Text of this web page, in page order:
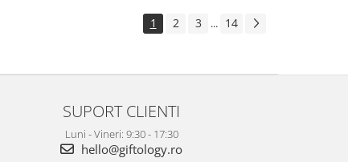
1 2 3 ... 14
SUPORT CLIENTI
Luni - Vineri: 9:30 - 17:30
hello@giftology.ro